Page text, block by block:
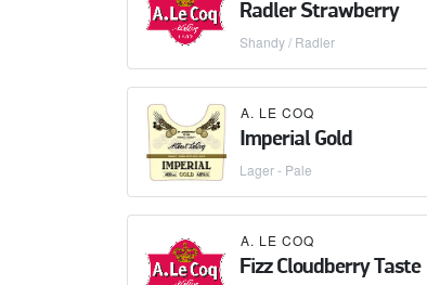
Radler Strawberry
Shandy / Radler
A. LE COQ
Imperial Gold
Lager - Pale
A. LE COQ
Fizz Cloudberry Taste